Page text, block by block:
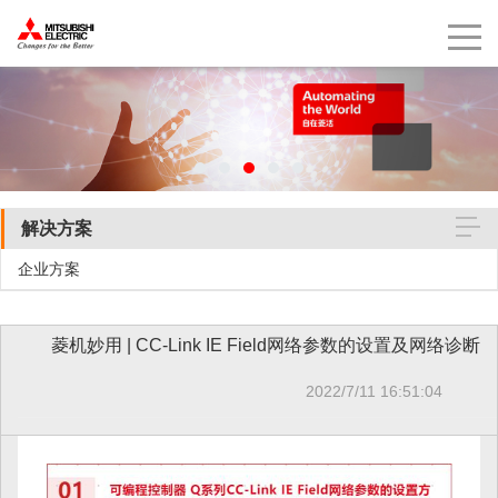
解决方案
企业方案
菱机妙用 | CC-Link IE Field网络参数的设置及网络诊断
2022/7/11 16:51:04